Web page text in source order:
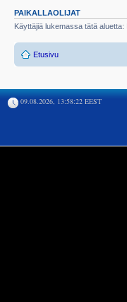
PAIKALLAOLIJAT
Käyttäjiä lukemassa tätä
Etusivu
09.08.2026, 13:58:22 EEST